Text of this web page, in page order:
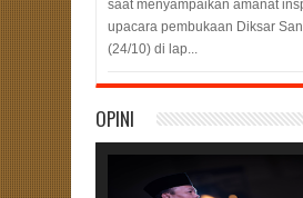
saat menyampaikan amanat
upacara pembukaan Diksar
(24/10) di lap...
OPINI